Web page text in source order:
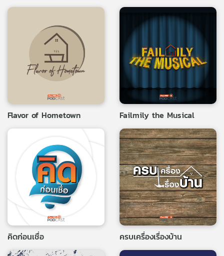
Flavor of Hometown Failmily the Musical
คิดก่อนเชื่อ ครบเครื่องเรื่องบ้าน